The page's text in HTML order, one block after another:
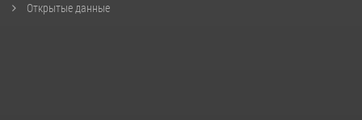
Открытые данные